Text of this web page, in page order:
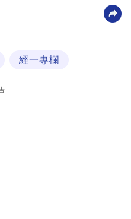
經一專欄